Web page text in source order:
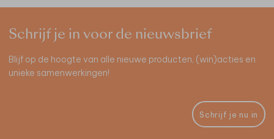
Schrijf je in voor de nieuwsbrief
Blijf op de hoogte van alle nieuwe producten, (win)acties en
unieke samenwerkingen!
Schrijf je nu in